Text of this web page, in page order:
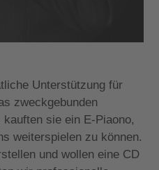
Unterstützung für
zweckgebunden
sie ein E-Piaono,
weiterspielen zu können.
und wollen eine CD